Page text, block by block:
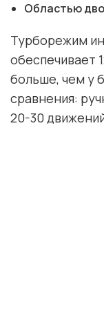
Областью
Турборежим
обеспечивает
больше, чем у
сравнения:
20-30